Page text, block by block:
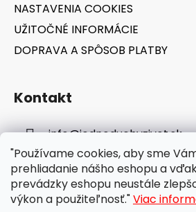
"Používame cookies, aby sme
prehliadanie nášho eshopu a
prevádzky eshopu neustále
výkon a použiteľnosť."Viac
NASTAVENIA COOKIES
UŽITOČNÉ INFORMÁCIE
DOPRAVA A SPÔSOB PLATBY
Kontakt
info@jednoduchyzivot.sk
E-shop: 0948 647 767